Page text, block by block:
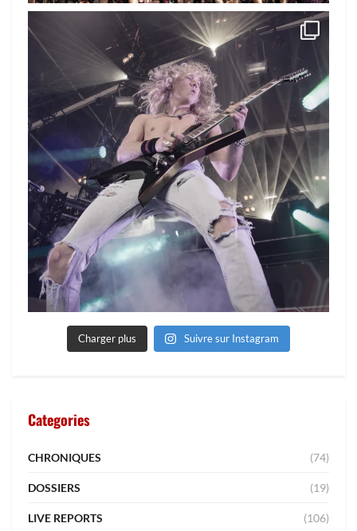
Charger plus Suivre sur Instagram
Categories
CHRONIQUES (74)
DOSSIERS (19)
LIVE REPORTS (106)